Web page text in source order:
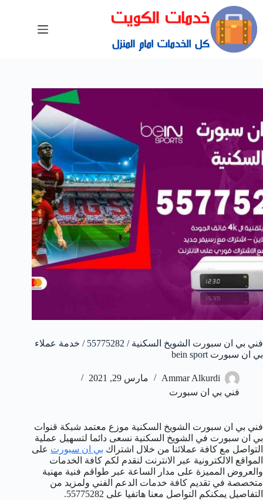
فني بي ان سبورت الشويخ السكنية / 55775282 / خدمة عملاء
بي ان سبورت bein sport
Ammar Alkurdi
مارس 29, 2021
فني بي ان سبورت
فني بي ان سبورت الشويخ السكنية موزع معتمد شبكة قنوات
بي ان سبورت في الشويخ السكنية نسعى دائما لتسهيل عملية
التواصل مع كافة عملائنا من خلال اشتراك بي ان سبورت على
المواقع الالكترونية عبر الانترنت لنقدم لكم كافة الخدمات
والعروض المميزة على مدار الساعة عبر طواقم فنية مهنية
متخصصة في تقديم كافة خدمات الدعم الفني ولمزيد من
التفاصيل يمكنكم التواصل معنا هاتفيا على 55775282.